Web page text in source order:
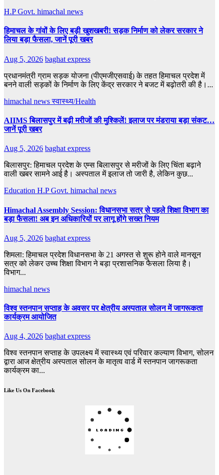
H.P Govt. himachal news
हिमाचल के गांवों के लिए बड़ी खुशखबरी! सड़क निर्माण को लेकर सरकार ने
लिया बड़ा फैसला, जानें पूरी खबर
Aug 5, 2026 baghat express
प्रधानमंत्री ग्राम सड़क योजना (पीएमजीएसवाई) के तहत हिमाचल प्रदेश में
बनने वाली सड़कों के निर्माण के लिए केंद्र सरकार ने बजट में बढ़ोतरी की है।...
himachal newsस्वास्थ्य/Health
AIIMS बिलासपुर में बढ़ी मरीजों की मुश्किलें! इलाज पर मंडराया बड़ा संकट…
जानें पूरी खबर
Aug 5, 2026 baghat express
बिलासपुर: हिमाचल प्रदेश के एम्स बिलासपुर से मरीजों के लिए चिंता बढ़ाने
वाली खबर सामने आई है। अस्पताल में इलाज तो जारी है, लेकिन कुछ...
Education H.P Govt. himachal news
Himachal Assembly Session: विधानसभा सत्र से पहले शिक्षा विभाग का
बड़ा फैसला! अब इन अधिकारियों पर लागू होंगे सख्त नियम
Aug 5, 2026 baghat express
शिमला: हिमाचल प्रदेश विधानसभा के 21 अगस्त से शुरू होने वाले मानसून
सत्र को लेकर उच्च शिक्षा विभाग ने बड़ा प्रशासनिक फैसला लिया है।
विभाग...
himachal news
विश्व स्तनपान सप्ताह के अवसर पर क्षेत्रीय अस्पताल सोलन में जागरूकता
कार्यक्रम आयोजित
Aug 4, 2026 baghat express
विश्व स्तनपान सप्ताह के उपलक्ष्य में स्वास्थ्य एवं परिवार कल्याण विभाग, सोलन
द्वारा आज क्षेत्रीय अस्पताल सोलन के मातृत्व वार्ड में स्तनपान जागरूकता
कार्यक्रम का...
Like Us On Facebook